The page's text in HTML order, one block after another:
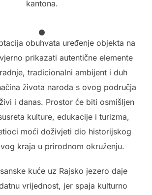
kantona.
obuhvata uređenje objekta na
prikazati autentične elemente
tradicionalni ambijent i duh
života naroda s ovog područja
i danas. Prostor će biti osmišljen
kulture, edukacije i turizma,
moći doživjeti dio historijskog
kraja u prirodnom okruženju.
kuće uz Rajsko jezero daje
vrijednost, jer spaja kulturno